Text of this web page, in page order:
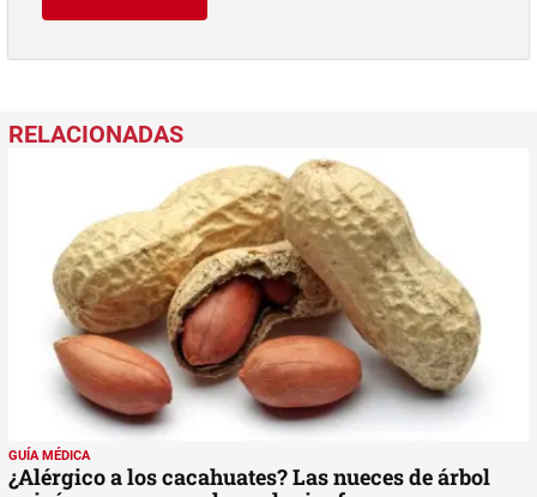
GUÍA MÉDICA
¿Alérgico a los cacahuates? Las nueces de árbol